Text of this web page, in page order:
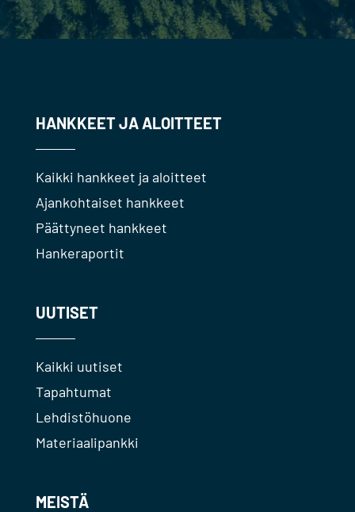
HANKKEET JA ALOITTEET
Kaikki hankkeet ja aloitteet
Ajankohtaiset hankkeet
Päättyneet hankkeet
Hankeraportit
UUTISET
Kaikki uutiset
Tapahtumat
Lehdistöhuone
Materiaalipankki
MEISTÄ